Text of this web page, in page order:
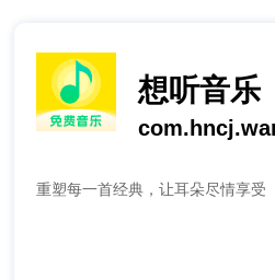
想听音乐
重塑每一首经典，让耳朵尽情享受